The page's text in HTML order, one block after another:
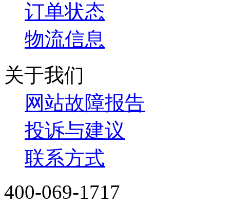
订单状态
物流信息
关于我们
网站故障报告
投诉与建议
联系方式
400-069-1717